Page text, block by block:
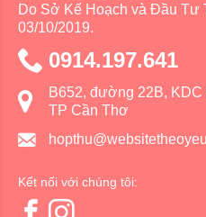
Do Sở Kế Hoạch và Đầu Tư
03/10/2019.
0914.197.641
B652, đường 22B, KDC
TP Cần Thơ
Kết nối với chúng tôi: